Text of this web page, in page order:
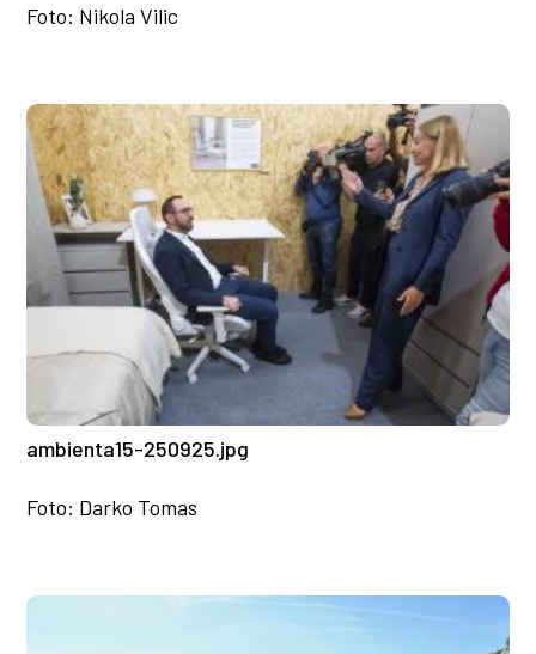
Foto: Nikola Vilic
ambienta15-250925.jpg
Foto: Darko Tomas